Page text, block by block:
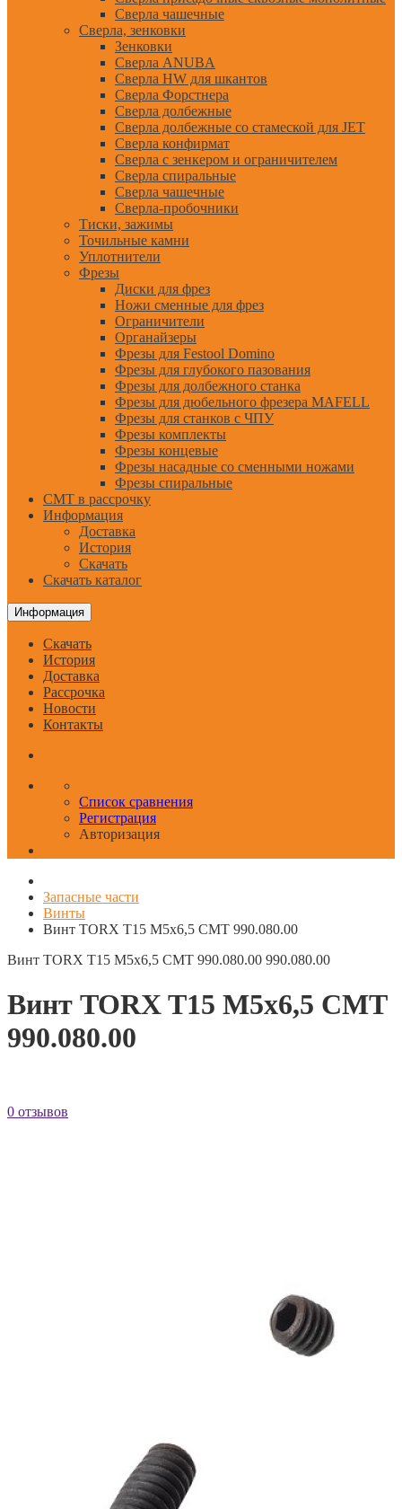
Сверла чашечные
Сверла, зенковки
Зенковки
Сверла ANUBA
Сверла HW для шкантов
Сверла Форстнера
Сверла долбежные
Сверла долбежные со стамеской для JET
Сверла конфирмат
Сверла с зенкером и ограничителем
Сверла спиральные
Сверла чашечные
Сверла-пробочники
Тиски, зажимы
Точильные камни
Уплотнители
Фрезы
Диски для фрез
Ножи сменные для фрез
Ограничители
Органайзеры
Фрезы для Festool Domino
Фрезы для глубокого пазования
Фрезы для долбежного станка
Фрезы для дюбельного фрезера MAFELL
Фрезы для станков с ЧПУ
Фрезы комплекты
Фрезы концевые
Фрезы насадные со сменными ножами
Фрезы спиральные
CMT в рассрочку
Информация
Доставка
История
Скачать
Скачать каталог
Информация
Скачать
История
Доставка
Рассрочка
Новости
Контакты
Список сравнения
Регистрация
Авторизация
Запасные части
Винты
Винт TORX T15 M5x6,5 CMT 990.080.00
Винт TORX T15 M5x6,5 CMT 990.080.00 990.080.00
Винт TORX T15 M5x6,5 CMT
990.080.00
0 отзывов